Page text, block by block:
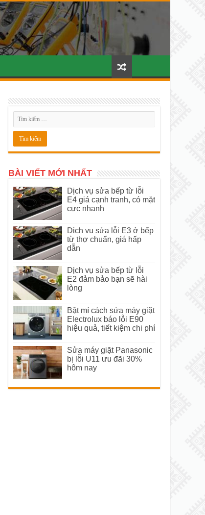
BÀI VIẾT MỚI NHẤT
Dịch vụ sửa bếp từ lỗi
E4 giá cạnh tranh, có mặt
cực nhanh
Dịch vụ sửa lỗi E3 ở bếp
từ thợ chuẩn, giá hấp
dẫn
Dịch vụ sửa bếp từ lỗi
E2 đảm bảo bạn sẽ hài
lòng
Bật mí cách sửa máy giặt
Electrolux báo lỗi E90
hiệu quả, tiết kiệm chi phí
Sửa máy giặt Panasonic
bị lỗi U11 ưu đãi 30%
hôm nay